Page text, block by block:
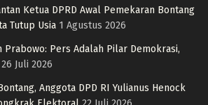
Ketua DPRD Awal Pemekaran Bontang
Tutup Usia 1 Agustus 2026
Prabowo: Pers Adalah Pilar Demokrasi,
26 Juli 2026
Anggota DPD RI Yulianus Henock